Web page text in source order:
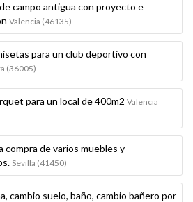
campo antigua con proyecto e
Valencia (46135)
para un club deportivo con
(36005)
para un local de 400m2 Valencia
compra de varios muebles y
Sevilla (41450)
cambio suelo, baño, cambio bañero por